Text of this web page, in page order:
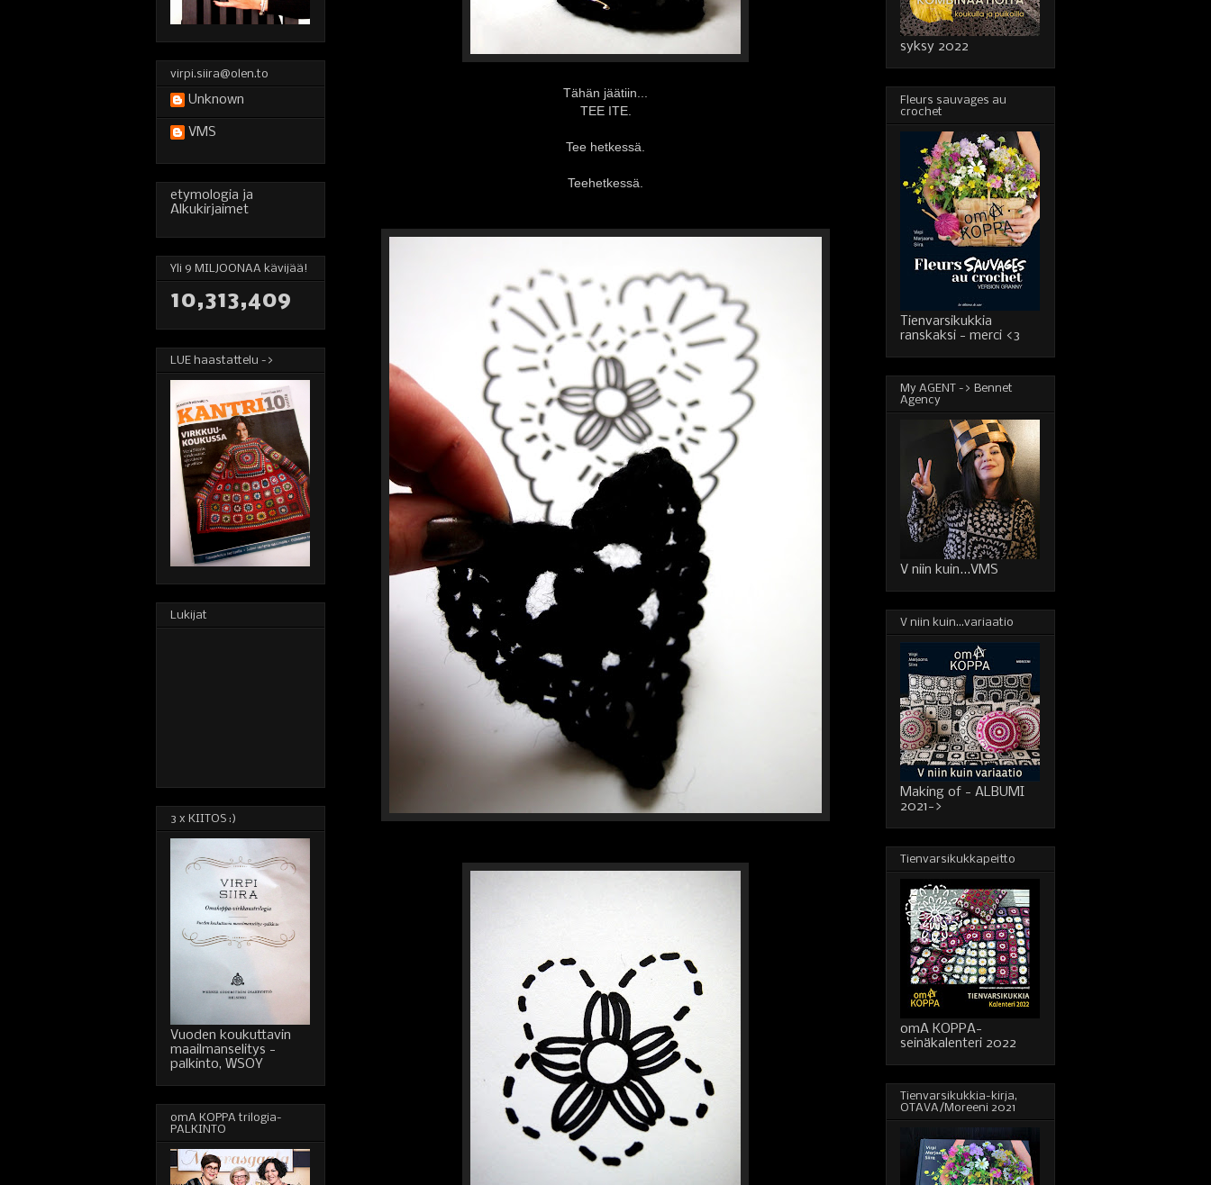
Tähän jäätiin...
TEE ITE.
Tee hetkessä.
Teehetkessä.
virpi.siira@olen.to
Unknown
VMS
etymologia ja
Alkukirjaimet
Yli 9 MILJOONAA kävijää!
10,313,409
LUE haastattelu ->
Lukijat
3 x KIITOS :)
Vuoden koukuttavin
maailmanselitys -
palkinto, WSOY
omA KOPPA trilogia-
PALKINTO
syksy 2022
Fleurs sauvages au
crochet
Tienvarsikukkia
ranskaksi - merci <3
My AGENT -> Bennet
Agency
V niin kuin...VMS
V niin kuin...variaatio
Making of - ALBUMI
2021->
Tienvarsikukkapeitto
omA KOPPA-
seinäkalenteri 2022
Tienvarsikukkia-kirja,
OTAVA/Moreeni 2021